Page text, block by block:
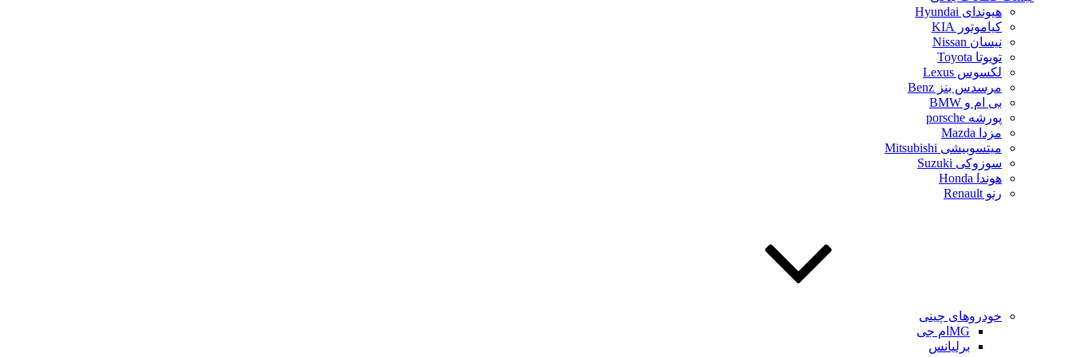
هیوندای Hyundai
کیاموتور KIA
نیسان Nissan
تویوتا Toyota
لکسوس Lexus
مرسدس بنز Benz
بی ام و BMW
پورشه porsche
مزدا Mazda
میتسوبیشی Mitsubishi
سوزوکی Suzuki
هوندا Honda
رنو Renault
خودروهای چینی
MGام جی
برلیانس